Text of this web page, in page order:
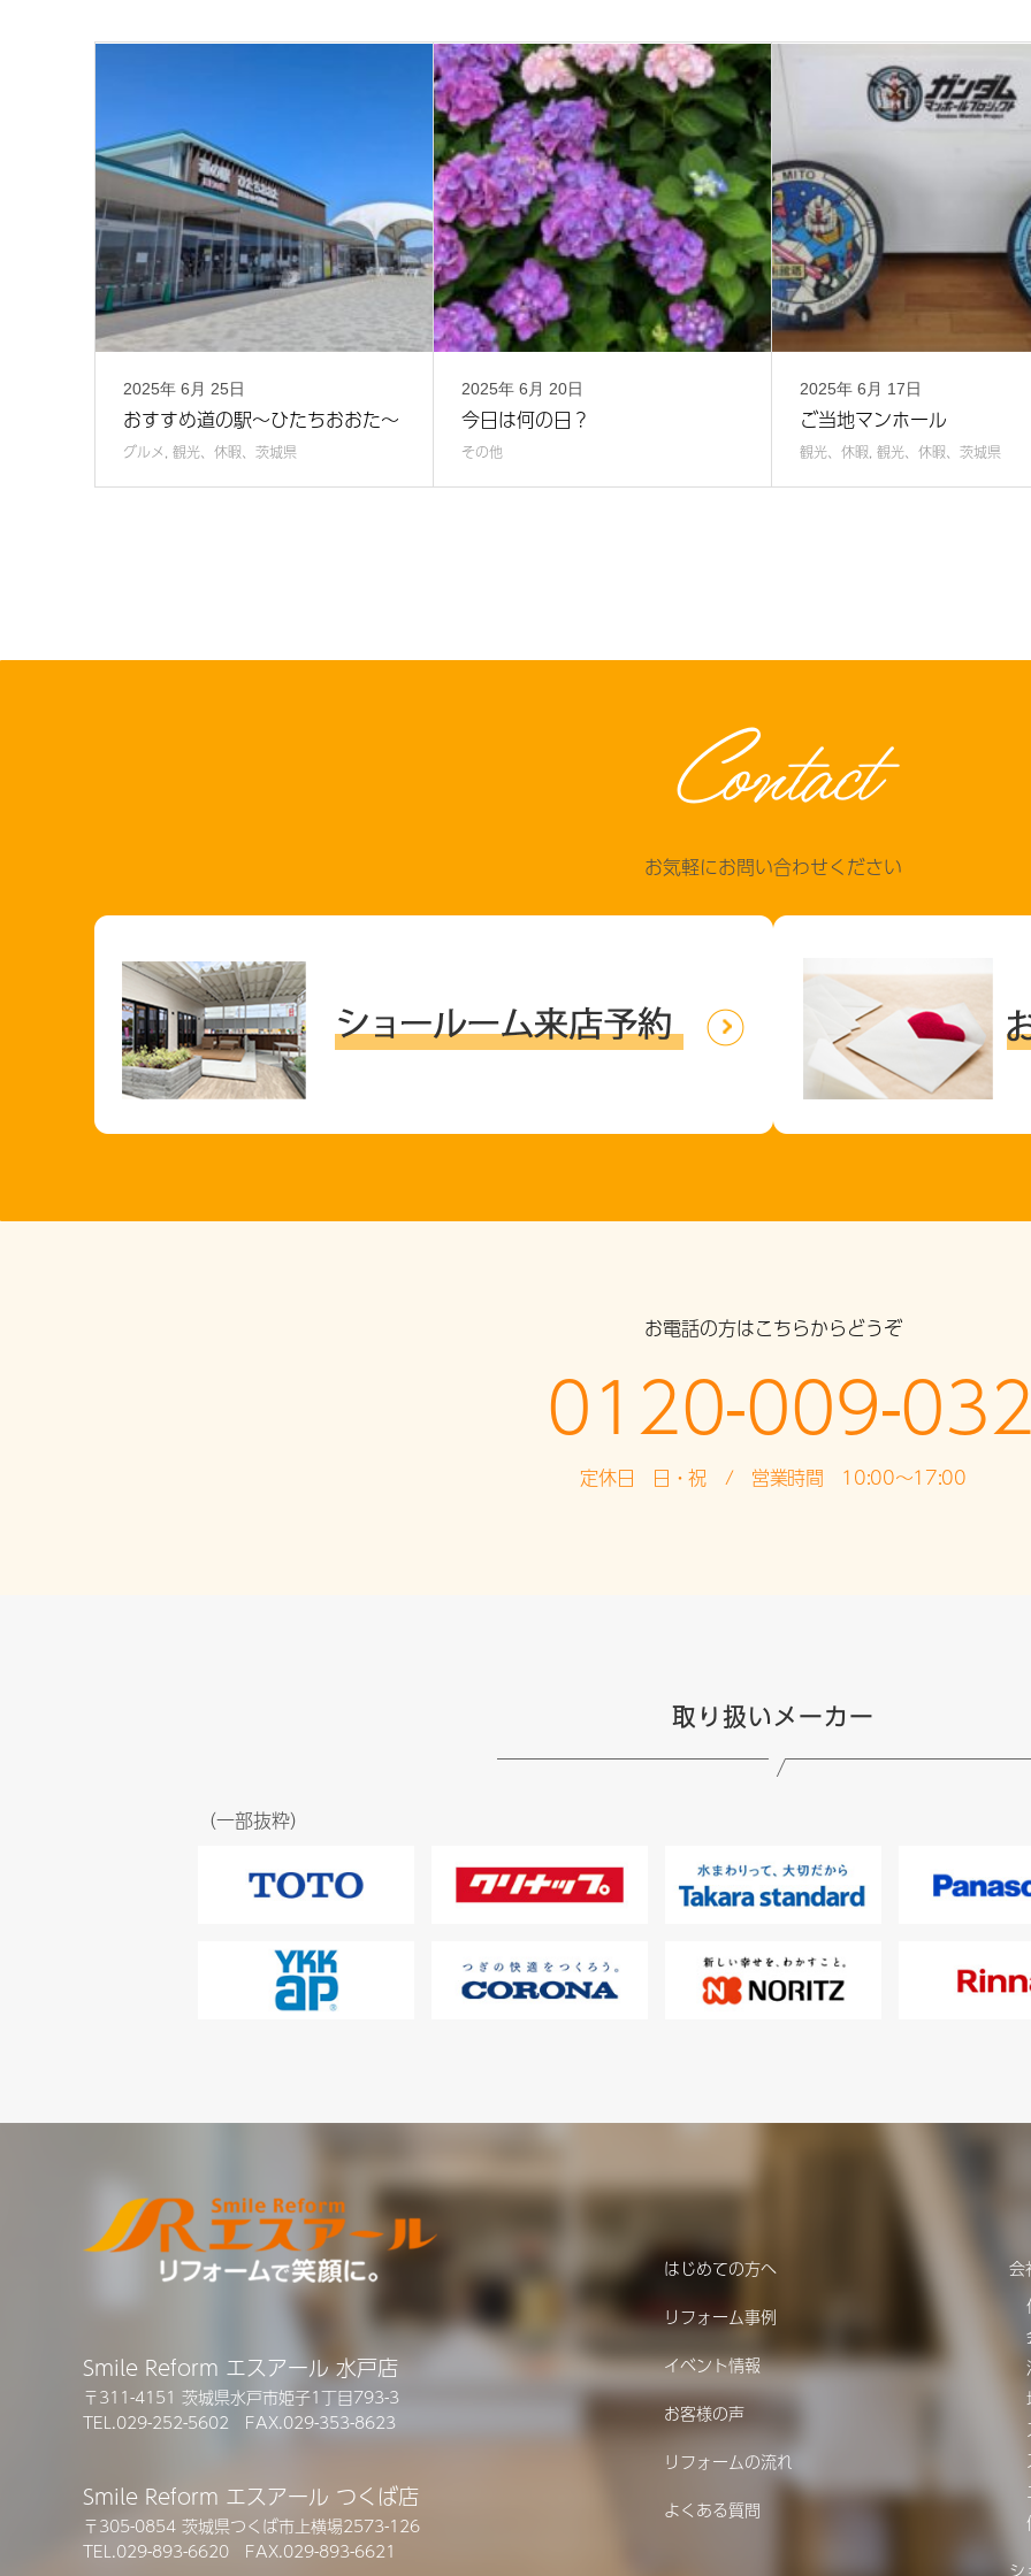
2025年 6月 25日
おすすめ道の駅～ひたちおおた～
グルメ, 観光、休暇、茨城県
2025年 6月 20日
今日は何の日？
その他
2025年 6月 17日
ご当地マンホール
観光、休暇, 観光、休暇、茨城県
Contact
お気軽にお問い合わせください
お電話の方はこちらからどうぞ
0120-009-
定休日 日・祝 / 営業時間 10:00～17:00
取り扱いメーカー
（一部抜粋）
Smile Reform エスアール 水戸店
〒311-4151 茨城県水戸市姫子1丁目793-3
TEL.029-252-5602 FAX.029-353-8623
Smile Reform エスアール つくば店
〒305-0854 茨城県つくば市上横場2573-126
TEL.029-893-6620 FAX.029-893-6621
はじめての方へ
リフォーム事例
イベント情報
お客様の声
リフォームの流れ
よくある質問
会
シ